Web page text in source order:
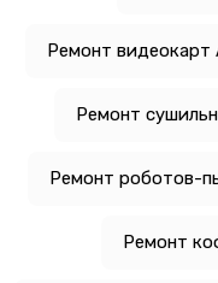
Ремонт видеокарт
Ремонт
Ремонт роботов-
Ремонт